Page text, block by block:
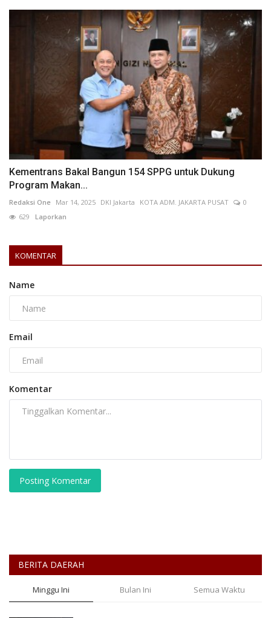
Kementrans Bakal Bangun 154 SPPG untuk Dukung
Program Makan...
Redaksi One Mar 14, 2025 DKI Jakarta KOTA ADM. JAKARTA PUSAT
0
629 Laporkan
KOMENTAR
Name
Email
Komentar
Posting Komentar
BERITA DAERAH
Minggu Ini Bulan Ini Semua Waktu